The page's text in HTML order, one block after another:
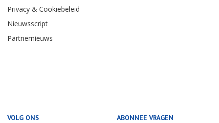
Privacy & Cookiebeleid
Nieuwsscript
Partnernieuws
VOLG ONS ABONNEE VRAGEN